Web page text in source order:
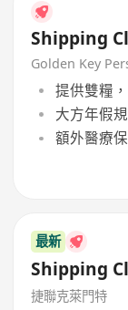
Shipping
Golden Key
提供雙糧
大方年假
額外醫療
最新
Shipping
捷聯克萊門特